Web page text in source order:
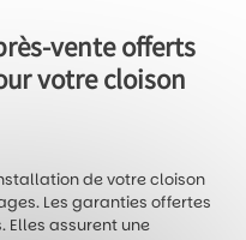
vente offerts
votre cloison
de votre cloison
Les garanties offertes
Elles assurent une